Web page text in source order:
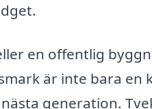
en offentlig
är inte bara en
generation.